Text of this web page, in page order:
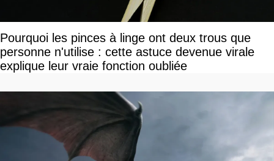
Pourquoi les pinces à linge ont deux trous que
personne n'utilise : cette astuce devenue virale
explique leur vraie fonction oubliée